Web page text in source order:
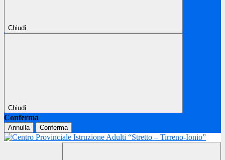
Chiudi
Chiudi
Conferma
Annulla Conferma